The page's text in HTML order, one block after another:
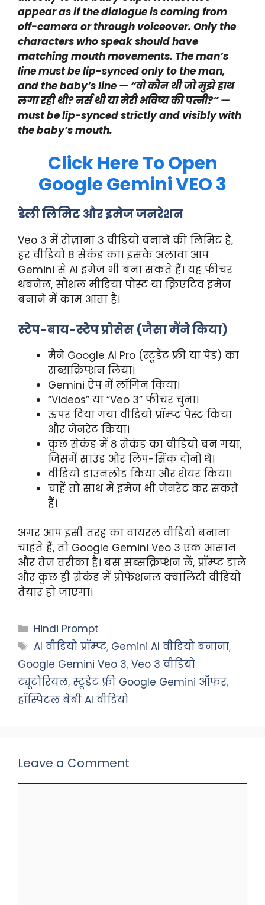
appear as if the dialogue is coming from
off-camera or through voiceover. Only the
characters who speak should have
matching mouth movements. The man’s
line must be lip-synced only to the man,
and the baby’s line — “वो कौन थी जो मुझे हाथ
लगा रही थी? नर्स थी या मेरी भविष्य की पत्नी?” —
must be lip-synced strictly and visibly with
the baby’s mouth.
Click Here To Open
Google Gemini VEO 3
डेली लिमिट और इमेज जनरेशन
Veo 3 में रोज़ाना 3 वीडियो बनाने की लिमिट है,
हर वीडियो 8 सेकंड का। इसके अलावा आप
Gemini से AI इमेज भी बना सकते हैं। यह फीचर
थंबनेल, सोशल मीडिया पोस्ट या क्रिएटिव इमेज
बनाने में काम आता है।
स्टेप-बाय-स्टेप प्रोसेस (जैसा मैंने किया)
मैंने Google AI Pro (स्टूडेंट फ्री या पेड) का
सब्सक्रिप्शन लिया।
Gemini ऐप में लॉगिन किया।
“Videos” या “Veo 3” फीचर चुना।
ऊपर दिया गया वीडियो प्रॉम्प्ट पेस्ट किया
और जेनरेट किया।
कुछ सेकंड में 8 सेकंड का वीडियो बन गया,
जिसमें साउंड और लिप-सिंक दोनों थे।
वीडियो डाउनलोड किया और शेयर किया।
चाहें तो साथ में इमेज भी जेनरेट कर सकते
हैं।
अगर आप इसी तरह का वायरल वीडियो बनाना
चाहते हैं, तो Google Gemini Veo 3 एक आसान
और तेज़ तरीका है। बस सब्सक्रिप्शन लें, प्रॉम्प्ट डालें
और कुछ ही सेकंड में प्रोफेशनल क्वालिटी वीडियो
तैयार हो जाएगा।
Categories
Hindi Prompt
Tags
AI वीडियो प्रॉम्प्ट, Gemini AI वीडियो बनाना,
Google Gemini Veo 3, Veo 3 वीडियो
ट्यूटोरियल, स्टूडेंट फ्री Google Gemini ऑफर,
हॉस्पिटल बेबी AI वीडियो
Leave a Comment